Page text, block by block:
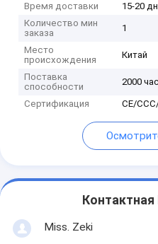
Время доставки
15-20
Количество мин
заказа
1
Место
происхождения
Китай
Поставка
способности
2000
Сертификация CE/
Miss. Zeki